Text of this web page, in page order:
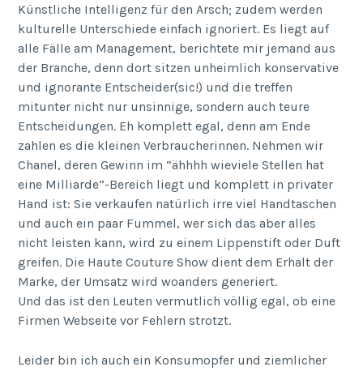
Künstliche Intelligenz für den Arsch; zudem werden
kulturelle Unterschiede einfach ignoriert. Es liegt auf
alle Fälle am Management, berichtete mir jemand aus
der Branche, denn dort sitzen unheimlich konservative
und ignorante Entscheider(sic!) und die treffen
mitunter nicht nur unsinnige, sondern auch teure
Entscheidungen. Eh komplett egal, denn am Ende
zahlen es die kleinen Verbraucherinnen. Nehmen wir
Chanel, deren Gewinn im “ähhhh wieviele Stellen hat
eine Milliarde”-Bereich liegt und komplett in privater
Hand ist: Sie verkaufen natürlich irre viel Handtaschen
und auch ein paar Fummel, wer sich das aber alles
nicht leisten kann, wird zu einem Lippenstift oder Duft
greifen. Die Haute Couture Show dient dem Erhalt der
Marke, der Umsatz wird woanders generiert.
Und das ist den Leuten vermutlich völlig egal, ob eine
Firmen Webseite vor Fehlern strotzt.
Leider bin ich auch ein Konsumopfer und ziemlicher